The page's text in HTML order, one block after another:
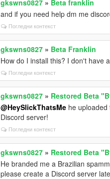
gkswns0827 » Beta franklin
and if you need help dm me
Погледни контекст
gkswns0827 » Beta Franklin
How do I install this? I don't have
Погледни контекст
gkswns0827 » Restored Beta
@HeySlickThatsMe he
Discord server!
Погледни контекст
gkswns0827 » Restored Beta
He branded me a Brazilian
please create a Discord server